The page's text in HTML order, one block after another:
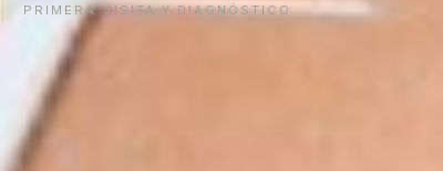
PRIMERA VISITA Y DIAGNÓSTICO